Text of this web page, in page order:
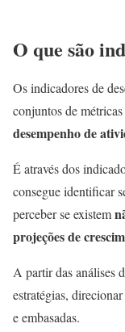
O que são
Os indicadores de
conjuntos de
desempenho de
É através dos
consegue identificar
perceber se existem
projeções de
A partir das análises
estratégias,
e embasadas.